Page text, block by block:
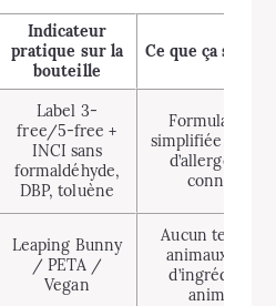
Indicateur
pratique sur la
bouteille
Ce que ça
Label 3-
free/5-free +
INCI sans
formaldéhyde,
DBP, toluène
Formulation
simplifiée, moins
d’allergènes
connus
Leaping Bunny
/ PETA /
Vegan
Aucun test sur
animaux, pas
d’ingrédient
animal